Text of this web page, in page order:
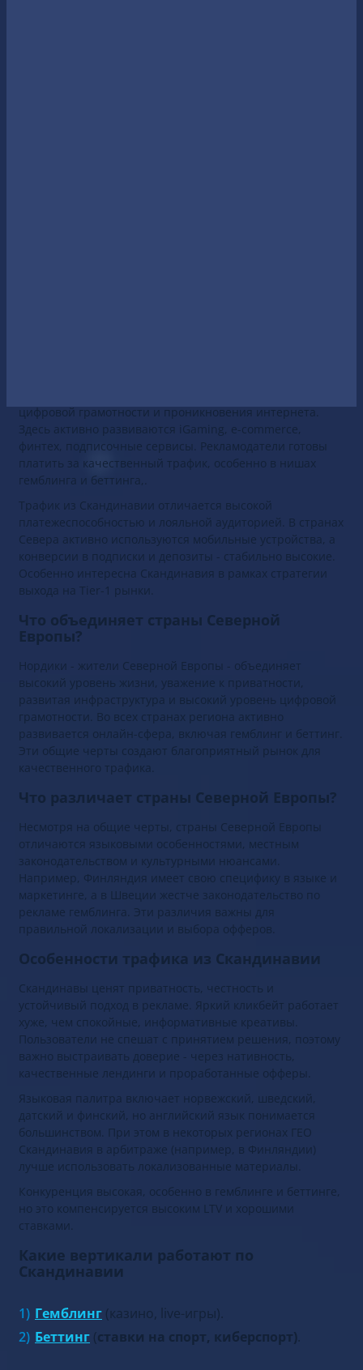
цифровой грамотности и проникновения интернета.
Здесь активно развиваются iGaming, e-commerce,
финтех, подписочные сервисы. Рекламодатели готовы
платить за качественный трафик, особенно в нишах
гемблинга и беттинга,.
Трафик из Скандинавии отличается высокой
платежеспособностью и лояльной аудиторией. В странах
Севера активно используются мобильные устройства, а
конверсии в подписки и депозиты - стабильно высокие.
Особенно интересна Скандинавия в рамках стратегии
выхода на Tier-1 рынки.
Что объединяет страны Северной
Европы?
Нордики - жители Северной Европы - объединяет
высокий уровень жизни, уважение к приватности,
развитая инфраструктура и высокий уровень цифровой
грамотности. Во всех странах региона активно
развивается онлайн-сфера, включая гемблинг и беттинг.
Эти общие черты создают благоприятный рынок для
качественного трафика.
Что различает страны Северной Европы?
Несмотря на общие черты, страны Северной Европы
отличаются языковыми особенностями, местным
законодательством и культурными нюансами.
Например, Финляндия имеет свою специфику в языке и
маркетинге, а в Швеции жестче законодательство по
рекламе гемблинга. Эти различия важны для
правильной локализации и выбора офферов.
Особенности трафика из Скандинавии
Скандинавы ценят приватность, честность и
устойчивый подход в рекламе. Яркий кликбейт работает
хуже, чем спокойные, информативные креативы.
Пользователи не спешат с принятием решения, поэтому
важно выстраивать доверие - через нативность,
качественные лендинги и проработанные офферы.
Языковая палитра включает норвежский, шведский,
датский и финский, но английский язык понимается
большинством. При этом в некоторых регионах ГЕО
Скандинавия в арбитраже (например, в Финляндии)
лучше использовать локализованные материалы.
Конкуренция высокая, особенно в гемблинге и беттинге,
но это компенсируется высоким LTV и хорошими
ставками.
Какие вертикали работают по
Скандинавии
Гемблинг (казино, live-игры).
Беттинг (ставки на спорт, киберспорт).